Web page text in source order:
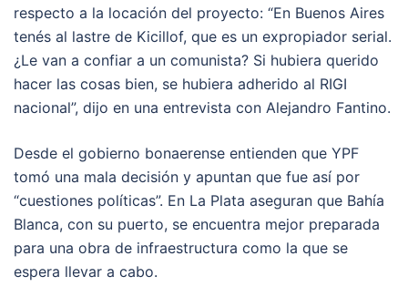
respecto a la locación del proyecto: “En Buenos Aires
tenés al lastre de Kicillof, que es un expropiador serial.
¿Le van a confiar a un comunista? Si hubiera querido
hacer las cosas bien, se hubiera adherido al RIGI
nacional”, dijo en una entrevista con Alejandro Fantino.
Desde el gobierno bonaerense entienden que YPF
tomó una mala decisión y apuntan que fue así por
“cuestiones políticas”. En La Plata aseguran que Bahía
Blanca, con su puerto, se encuentra mejor preparada
para una obra de infraestructura como la que se
espera llevar a cabo.